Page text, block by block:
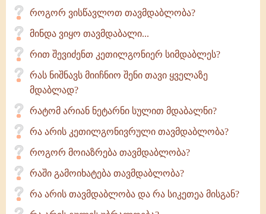
როგორ ვისწავლოთ თავმდაბლობა?
მინდა ვიყო თავმდაბალი...
რით შევიძენთ კეთილგონიერ სიმდაბლეს?
რას ნიშნავს მიიჩნიო შენი თავი ყველაზე
მდაბლად?
რატომ არიან ნეტარნი სულით მდაბალნი?
რა არის კეთილგონივრული თავმდაბლობა?
როგორ მოიაზრება თავმდაბლობა?
რაში გამოიხატება თავმდაბლობა?
რა არის თავმდაბლობა და რა სიკეთეა მისგან?